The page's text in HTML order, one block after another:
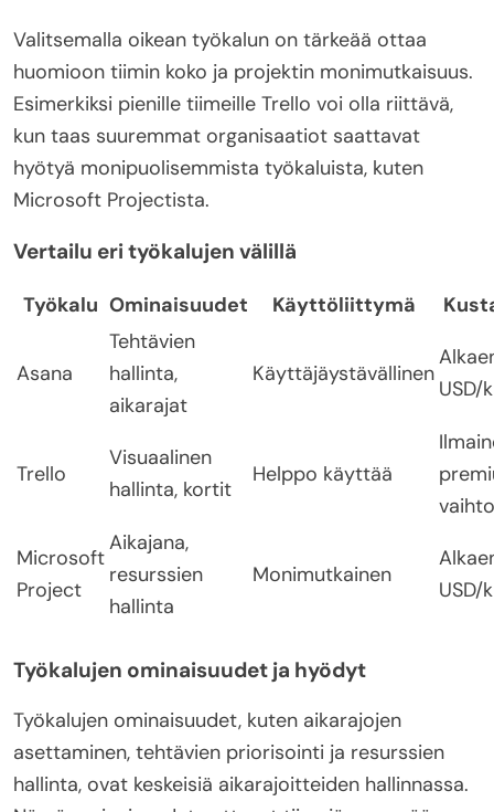
Valitsemalla oikean työkalun on tärkeää ottaa
huomioon tiimin koko ja projektin monimutkaisuus.
Esimerkiksi pienille tiimeille Trello voi olla riittävä,
kun taas suuremmat organisaatiot saattavat
hyötyä monipuolisemmista työkaluista, kuten
Microsoft Projectista.
Vertailu eri työkalujen välillä
Työkalu Ominaisuudet Käyttöliittymä
Asana
Tehtävien
hallinta,
aikarajat
Käyttäjäystävällinen
USD/
Trello
Visuaalinen
hallinta, kortit
Helppo käyttää
Microsoft
Project
Aikajana,
resurssien
hallinta
Monimutkainen
USD/
Työkalujen ominaisuudet ja hyödyt
Työkalujen ominaisuudet, kuten aikarajojen
asettaminen, tehtävien priorisointi ja resurssien
hallinta, ovat keskeisiä aikarajoitteiden hallinnassa.